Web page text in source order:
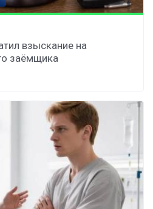
взыскание на
заёмщика